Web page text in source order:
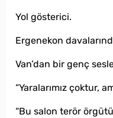
Yol gösterici.
Ergenekon
Van’dan bir genç
“Yaralarımız çoktur,
“Bu salon terör